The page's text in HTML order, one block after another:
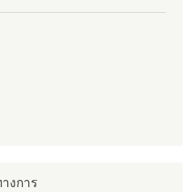
งการ